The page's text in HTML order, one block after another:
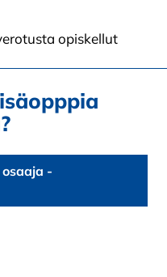
opiskellut
-